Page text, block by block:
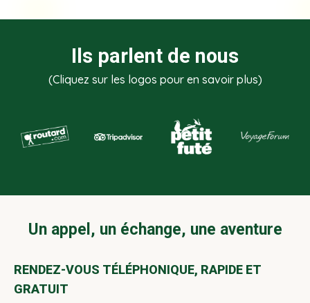
Ils parlent de nous
(Cliquez sur les logos pour en savoir plus)
Un appel, un échange, une aventure
RENDEZ-VOUS TÉLÉPHONIQUE, RAPIDE ET
GRATUIT